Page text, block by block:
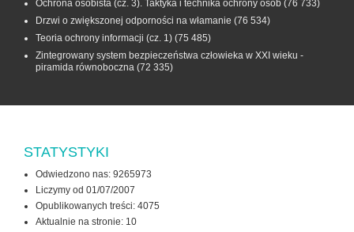
Ochrona osobista (cz. 3). Taktyka i technika ochrony osób (76 733)
Drzwi o zwiększonej odporności na włamanie (76 534)
Teoria ochrony informacji (cz. 1) (75 485)
Zintegrowany system bezpieczeństwa człowieka w XXI wieku -
piramida równoboczna (72 335)
STATYSTYKI
Odwiedzono nas: 9265973
Liczymy od 01/07/2007
Opublikowanych treści: 4075
Aktualnie na stronie: 10